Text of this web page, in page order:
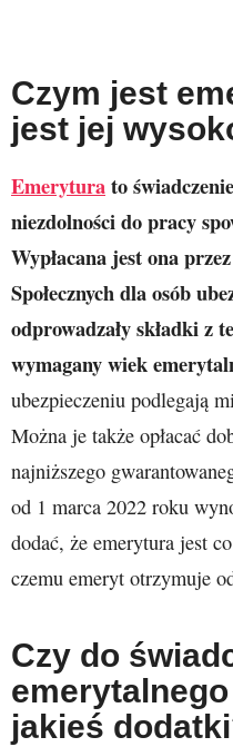
Czym jest
jest jej
Emeryturato
niezdolności do pracy
Wypłacana jest ona
Społecznych dla osób
odprowadzały składki z
wymagany wiek
ubezpieczeniu podlegają
Można je także opłacać
najniższego
od 1 marca 2022 roku
dodać, że emerytura jest
czemu emeryt otrzymuje
Czy do
jakieś